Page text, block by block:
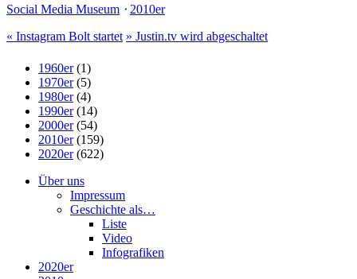
Social Media Museum ⋅ 2010er
« Instagram Bolt startet » Justin.tv wird abgeschaltet
1960er(1)
1970er(5)
1980er(4)
1990er(14)
2000er(54)
2010er(159)
2020er(622)
Über uns
Impressum
Geschichte als…
Liste
Video
Infografiken
2020er